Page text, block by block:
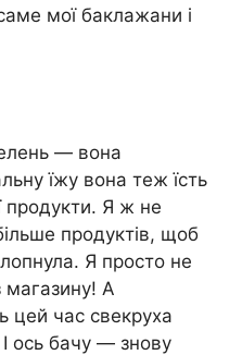
мої баклажани і
— вона
їжу вона теж їсть
продукти. Я ж не
продуктів, щоб
лопнула. Я просто не
А
цей час свекруха
І ось бачу — знову